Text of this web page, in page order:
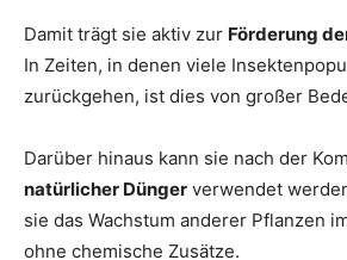
Damit trägt sie aktiv zur Förderung
In Zeiten, in denen viele
zurückgehen, ist dies von großer
Darüber hinaus kann sie nach der
natürlicher Dünger verwendet
sie das Wachstum anderer Pflanzen
ohne chemische Zusätze.